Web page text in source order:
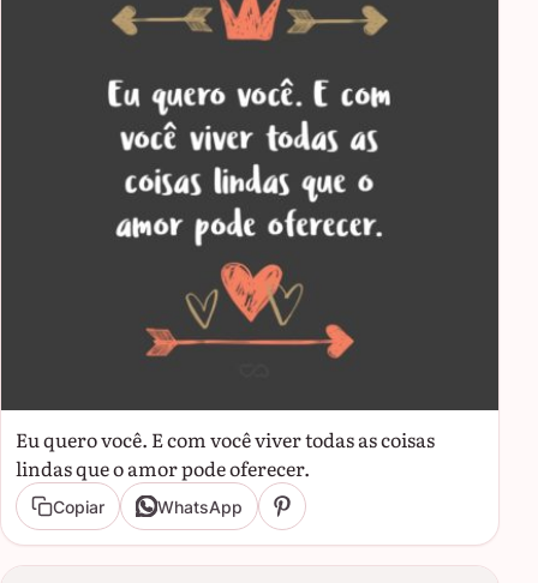
Eu quero você. E com você viver todas as coisas
lindas que o amor pode oferecer.
Copiar WhatsApp